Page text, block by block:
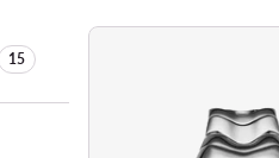
προϊόντων:
15